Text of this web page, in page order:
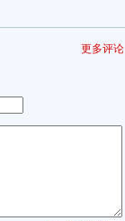
更多评论